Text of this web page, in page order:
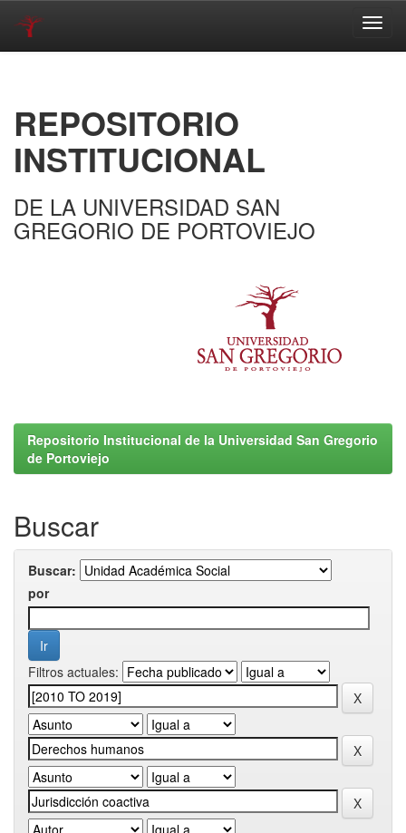
REPOSITORIO
INSTITUCIONAL
DE LA UNIVERSIDAD SAN
GREGORIO DE PORTOVIEJO
Repositorio Institucional de la Universidad San Gregorio
de Portoviejo
Buscar
Buscar:
por
Filtros actuales: